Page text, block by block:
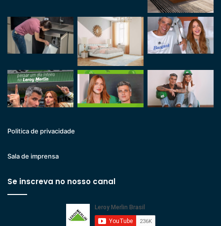
Politica de privacidade
Sala de imprensa
Se inscreva no nosso canal